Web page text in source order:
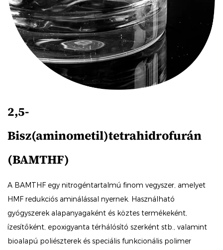
2,5-
Bisz(aminometil)tetrahidrofurán
(BAMTHF)
A BAMTHF egy nitrogéntartalmú finom vegyszer, amelyet
HMF redukciós aminálással nyernek. Használható
gyógyszerek alapanyagaként és köztes termékeként,
ízesítőként, epoxigyanta térhálósító szerként stb., valamint
bioalapú poliészterek és speciális funkcionális polimer